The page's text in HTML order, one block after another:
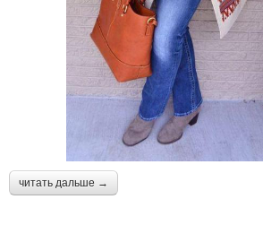
читать дальше →